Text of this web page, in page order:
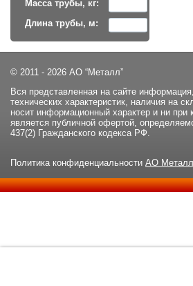
Масса трубы, кг:
Длина трубы, м:
© 2011 - 2026 АО “Металл”
Вся представленная на сайте
технических характеристик, наличия на
носит информационный характер и ни при
является публичной офертой,
437(2) Гражданского кодекса РФ.
Политика конфиденциальности АО Металл